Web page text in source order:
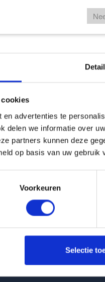
cookies
advertenties te
delen we informatie over
partners kunnen deze
op basis van uw gebruik
Voorkeuren
Selectie
is
Pagina niet
Terug naar